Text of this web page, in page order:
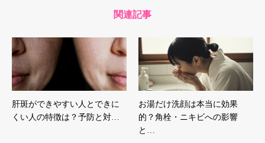
関連記事
肝斑ができやすい人とできに
くい人の特徴は？予防と対…
お湯だけ洗顔は本当に効果
的？角栓・ニキビへの影響
と…